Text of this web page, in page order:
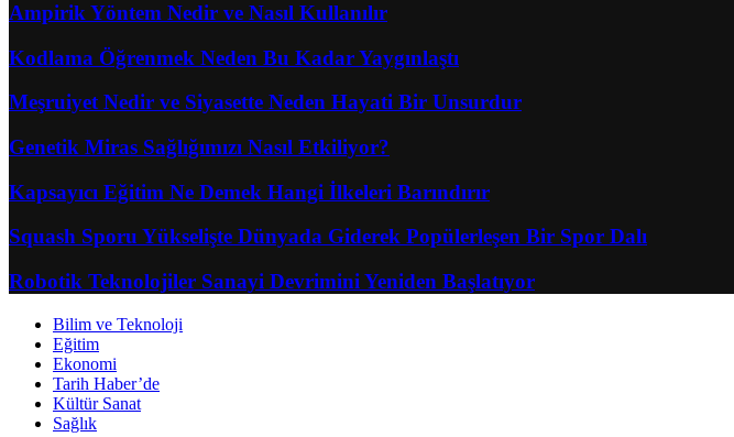
Ampirik Yöntem Nedir ve Nasıl Kullanılır
Kodlama Öğrenmek Neden Bu Kadar Yaygınlaştı
Meşruiyet Nedir ve Siyasette Neden Hayati Bir Unsurdur
Genetik Miras Sağlığımızı Nasıl Etkiliyor?
Kapsayıcı Eğitim Ne Demek Hangi İlkeleri Barındırır
Squash Sporu Yükselişte Dünyada Giderek Popülerleşen Bir Spor Dalı
Robotik Teknolojiler Sanayi Devrimini Yeniden Başlatıyor
Bilim ve Teknoloji
Eğitim
Ekonomi
Tarih Haber’de
Kültür Sanat
Sağlık